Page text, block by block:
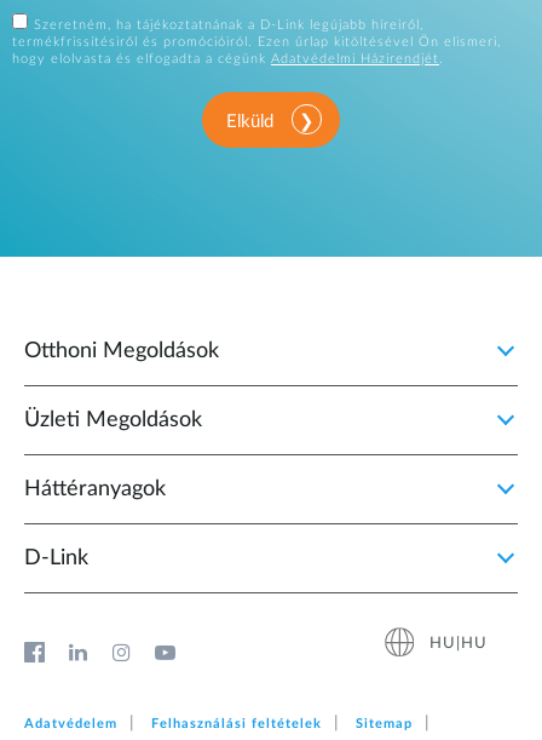
Szeretném, ha tájékoztatnának a D-Link legújabb híreiről,
termékfrissítésiről és promócióiról. Ezen űrlap kitöltésével Ön elismeri,
hogy elolvasta és elfogadta a cégünk Adatvédelmi Házirendjét.
Elküld
Otthoni Megoldások
Üzleti Megoldások
Háttéranyagok
D‑Link
HU|HU
Adatvédelem Felhasználási feltételek Sitemap